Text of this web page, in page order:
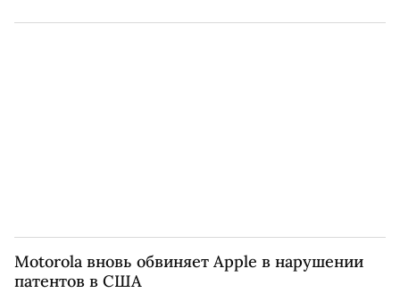
Motorola вновь обвиняет Apple в нарушении
патентов в США